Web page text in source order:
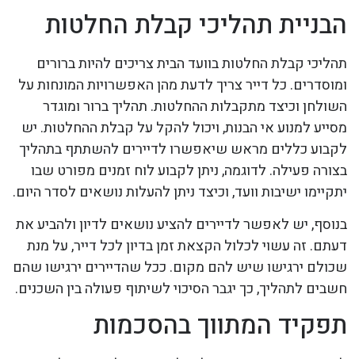
הבניית תהליכי קבלת החלטות
תהליכי קבלת החלטות בוועד הבית צריכים להיות ברורים
ומוסדרים. כל דייר צריך לדעת מהן האפשרויות המונחות על
השולחן וכיצד מתקבלות ההחלטות. תהליך ברור ומוגדר
מסייע למנוע אי הבנות, ויכול להקל על קבלת ההחלטות. יש
לקבוע כללים מראש שיאפשרו לדיירים להשתתף בתהליך
בצורה פעילה. לדוגמה, ניתן לקבוע לוח זמנים מפורט שבו
יתקיימו ישיבות וועד, וכיצד ניתן להעלות נושאים לסדר היום.
בנוסף, יש לאפשר לדיירים להציע נושאים לדיון ולהביע את
דעתם. זה עשוי לכלול הקצאת זמן בדיון לכל דייר, על מנת
שכולם ירגישו שיש להם מקום. ככל שהדיירים ירגישו שהם
חשבים לתהליך, כך יגבר הסיכוי לשיתוף פעולה בין השכנים.
תפקיד המתווך בהסכמות